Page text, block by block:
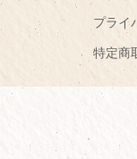
プライ
特定商